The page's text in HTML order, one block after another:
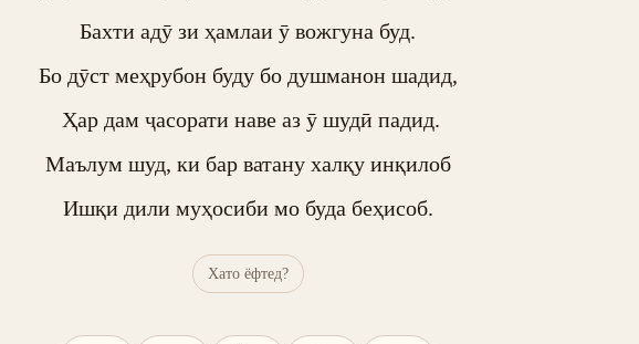
Бахти адӯ зи ҳамлаи ӯ вожгуна буд.
Бо дӯст меҳрубон буду бо душманон шадид,
Маълум шуд, ки бар ватану халқу инқилоб
Ишқи дили муҳосиби мо буда беҳисоб.
Хато ёфтед?